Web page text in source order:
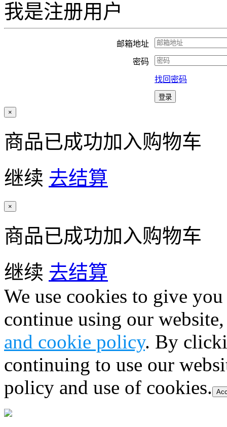
我是注册用户
邮箱地址
密码
找回密码
×
商品已成功加入购物车
继续 去结算
×
商品已成功加入购物车
继续 去结算
We use cookies to give
continue using our
and cookie policy. By
continuing to use our
policy and use of cookies.